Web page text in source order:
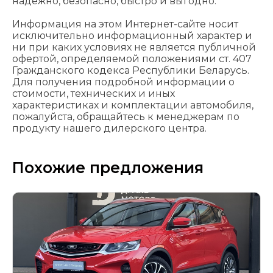
Информация на этом Интернет-сайте носит
исключительно информационный характер и
ни при каких условиях не является публичной
офертой, определяемой положениями cт. 407
Гражданского кодекса Республики Беларусь.
Для получения подробной информации о
стоимости, технических и иных
характеристиках и комплектации автомобиля,
пожалуйста, обращайтесь к менеджерам по
продукту нашего дилерского центра.
Похожие предложения